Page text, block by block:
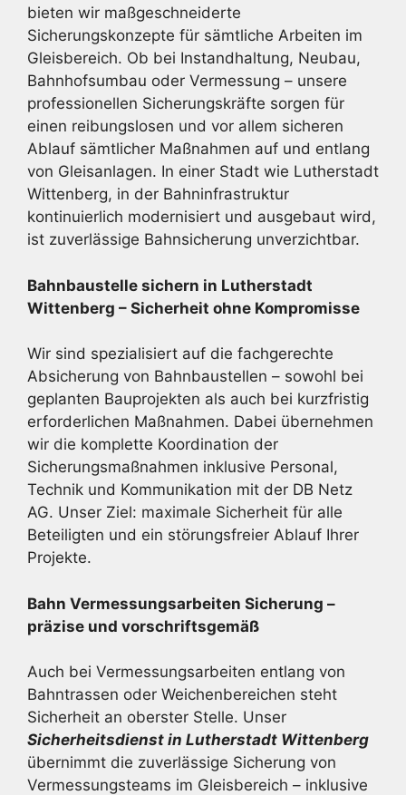
bieten wir maßgeschneiderte
Sicherungskonzepte für sämtliche Arbeiten im
Gleisbereich. Ob bei Instandhaltung, Neubau,
Bahnhofsumbau oder Vermessung – unsere
professionellen Sicherungskräfte sorgen für
einen reibungslosen und vor allem sicheren
Ablauf sämtlicher Maßnahmen auf und entlang
von Gleisanlagen. In einer Stadt wie Lutherstadt
Wittenberg, in der Bahninfrastruktur
kontinuierlich modernisiert und ausgebaut wird,
ist zuverlässige Bahnsicherung unverzichtbar.
Bahnbaustelle sichern in Lutherstadt
Wittenberg – Sicherheit ohne Kompromisse
Wir sind spezialisiert auf die fachgerechte
Absicherung von Bahnbaustellen – sowohl bei
geplanten Bauprojekten als auch bei kurzfristig
erforderlichen Maßnahmen. Dabei übernehmen
wir die komplette Koordination der
Sicherungsmaßnahmen inklusive Personal,
Technik und Kommunikation mit der DB Netz
AG. Unser Ziel: maximale Sicherheit für alle
Beteiligten und ein störungsfreier Ablauf Ihrer
Projekte.
Bahn Vermessungsarbeiten Sicherung –
präzise und vorschriftsgemäß
Auch bei Vermessungsarbeiten entlang von
Bahntrassen oder Weichenbereichen steht
Sicherheit an oberster Stelle. Unser
Sicherheitsdienst in Lutherstadt Wittenberg
übernimmt die zuverlässige Sicherung von
Vermessungsteams im Gleisbereich – inklusive